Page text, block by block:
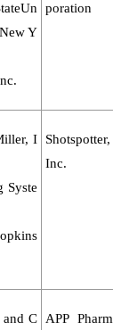
Y
poration
I
Syste
Shotspotter,
Inc.
C
APP Pharm